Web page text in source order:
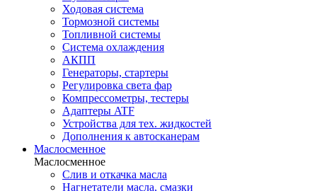
Ходовая система
Тормозной системы
Топливной системы
Система охлаждения
АКПП
Генераторы, стартеры
Регулировка света фар
Компрессометры, тестеры
Адаптеры ATF
Устройства для тех. жидкостей
Дополнения к автосканерам
Маслосменное
Маслосменное
Слив и откачка масла
Нагнетатели масла, смазки